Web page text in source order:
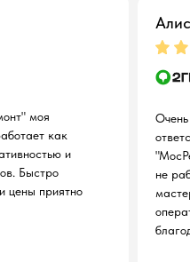
моя
как
и
Быстро
цены приятно
Очень
не